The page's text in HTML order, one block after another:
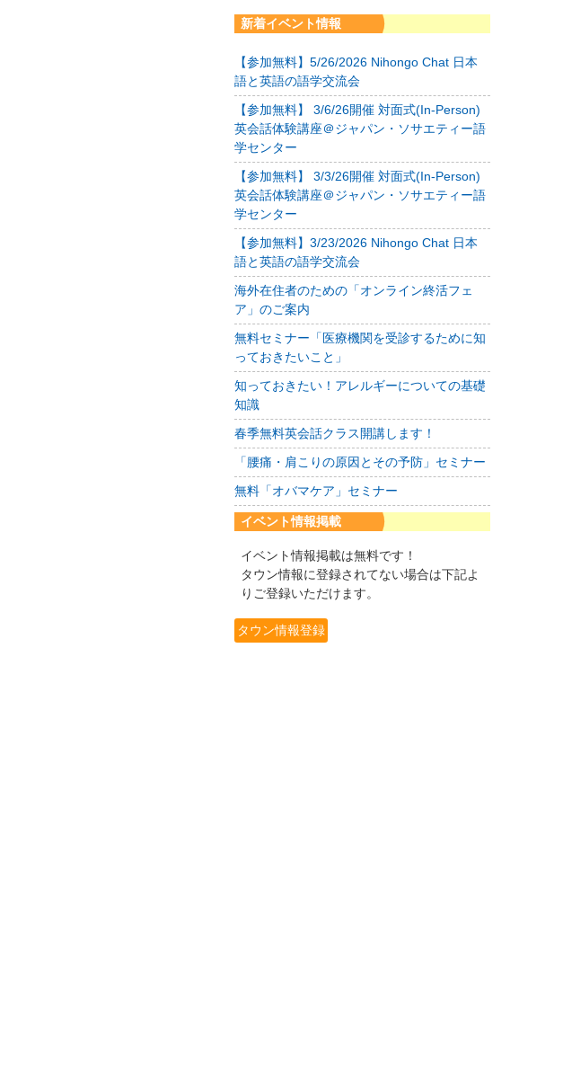
新着イベント情報
【参加無料】5/26/2026 Nihongo Chat 日本
語と英語の語学交流会
【参加無料】 3/6/26開催 対面式(In-Person)
英会話体験講座＠ジャパン・ソサエティー語
学センター
【参加無料】 3/3/26開催 対面式(In-Person)
英会話体験講座＠ジャパン・ソサエティー語
学センター
【参加無料】3/23/2026 Nihongo Chat 日本
語と英語の語学交流会
海外在住者のための「オンライン終活フェ
ア」のご案内
無料セミナー「医療機関を受診するために知
っておきたいこと」
知っておきたい！アレルギーについての基礎
知識
春季無料英会話クラス開講します！
「腰痛・肩こりの原因とその予防」セミナー
無料「オバマケア」セミナー
イベント情報掲載
イベント情報掲載は無料です！
タウン情報に登録されてない場合は下記よ
りご登録いただけます。
タウン情報登録